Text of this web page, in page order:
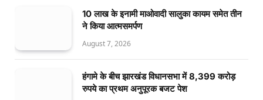
10 लाख के इनामी माओवादी सालुका कायम समेत तीन
ने किया आत्मसमर्पण
August 7, 2026
हंगामे के बीच झारखंड विधानसभा में 8,399 करोड़
रुपये का प्रथम अनुपूरक बजट पेश